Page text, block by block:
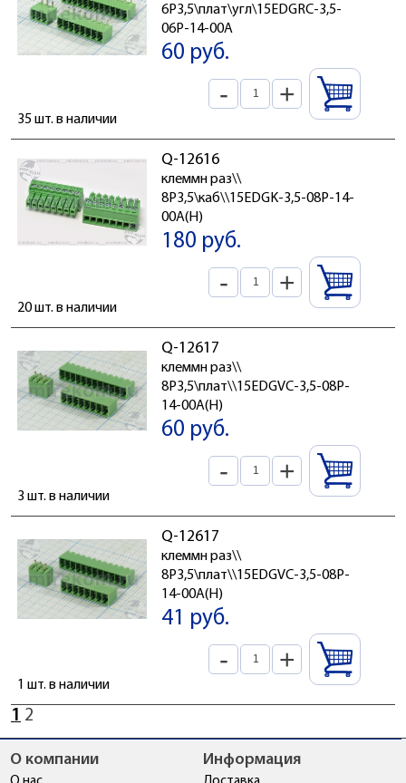
6P3,5\плат\угл\15EDGRC-3,5-
06P-14-00A
60 руб.
- +
35 шт. в наличии
Q-12616
клеммн раз\\
8P3,5\каб\\15EDGK-3,5-08P-14-
00A(H)
180 руб.
- +
20 шт. в наличии
Q-12617
клеммн раз\\
8P3,5\плат\\15EDGVC-3,5-08P-
14-00A(H)
60 руб.
- +
3 шт. в наличии
Q-12617
клеммн раз\\
8P3,5\плат\\15EDGVC-3,5-08P-
14-00A(H)
41 руб.
- +
1 шт. в наличии
1 2
О компании Информация